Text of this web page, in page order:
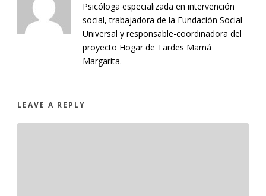
Psicóloga especializada en intervención
social, trabajadora de la Fundación Social
Universal y responsable-coordinadora del
proyecto Hogar de Tardes Mamá
Margarita.
LEAVE A REPLY